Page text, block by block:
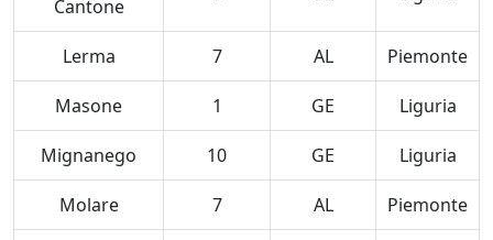
Cantone
Lerma 7 AL Piemonte
Masone 1 GE Liguria
Mignanego 10 GE Liguria
Molare 7 AL Piemonte